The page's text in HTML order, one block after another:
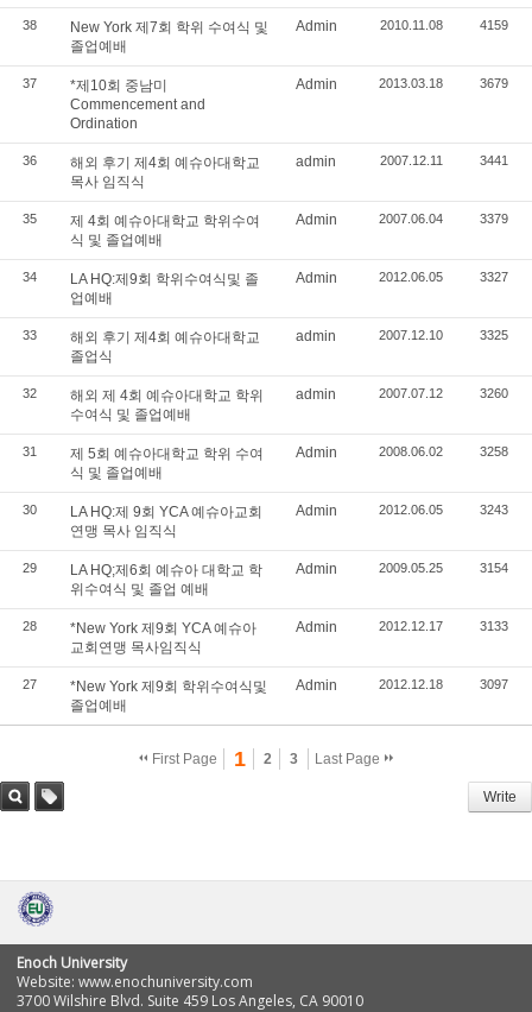
38
New York 제7회 학위 수여식 및
졸업예배
Admin 2010.11.08 4159
37
*제10회 중남미
Commencement and
Ordination
Admin 2013.03.18 3679
36
해외 후기 제4회 예슈아대학교
목사 임직식
admin 2007.12.11 3441
35
제 4회 예슈아대학교 학위수여
식 및 졸업예배
Admin 2007.06.04 3379
34
LA HQ:제9회 학위수여식및 졸
업예배
Admin 2012.06.05 3327
33
해외 후기 제4회 예슈아대학교
졸업식
admin 2007.12.10 3325
32
해외 제 4회 예슈아대학교 학위
수여식 및 졸업예배
admin 2007.07.12 3260
31
제 5회 예슈아대학교 학위 수여
식 및 졸업예배
Admin 2008.06.02 3258
30
LA HQ:제 9회 YCA 예슈아교회
연맹 목사 임직식
Admin 2012.06.05 3243
29
LA HQ;제6회 예슈아 대학교 학
위수여식 및 졸업 예배
Admin 2009.05.25 3154
28
*New York 제9회 YCA 예슈아
교회연맹 목사임직식
Admin 2012.12.17 3133
27
*New York 제9회 학위수여식및
졸업예배
Admin 2012.12.18 3097
First Page 1 2 3 Last Page
Write
Enoch University
Website: www.enochuniversity.com
3700 Wilshire Blvd. Suite 459 Los Angeles, CA 90010